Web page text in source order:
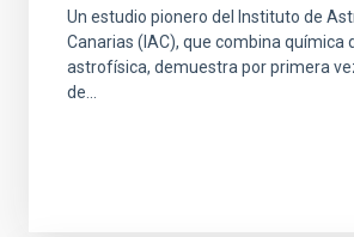
Un estudio pionero del Instituto de
Canarias (IAC), que combina química
astrofísica, demuestra por primera
de...